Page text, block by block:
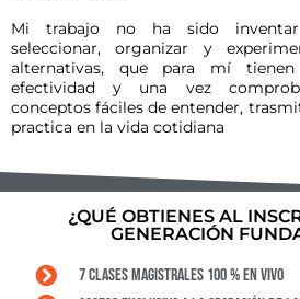
Mi trabajo no ha sido inventar
seleccionar, organizar y
alternativas, que para mí
efectividad y una vez
conceptos fáciles de entender,
practica en la vida cotidiana
¿QUÉ OBTIENES AL
GENERACIÓN
7 CLASES MAGISTRALES 100 % EN VIVO